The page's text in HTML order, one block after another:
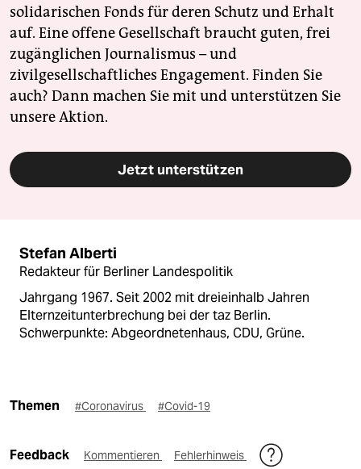
solidarischen Fonds für deren Schutz und Erhalt
auf. Eine offene Gesellschaft braucht guten, frei
zugänglichen Journalismus – und
zivilgesellschaftliches Engagement. Finden Sie
auch? Dann machen Sie mit und unterstützen Sie
unsere Aktion.
Jetzt unterstützen
Stefan Alberti
Redakteur für Berliner Landespolitik
Jahrgang 1967. Seit 2002 mit dreieinhalb Jahren
Elternzeitunterbrechung bei der taz Berlin.
Schwerpunkte: Abgeordnetenhaus, CDU, Grüne.
Themen #Coronavirus #Covid-19
Feedback Kommentieren Fehlerhinweis